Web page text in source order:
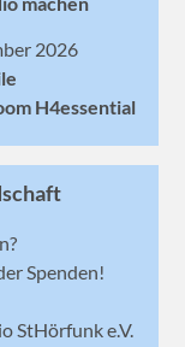
2026
H4essential
Spenden!
StHörfunk e.V.